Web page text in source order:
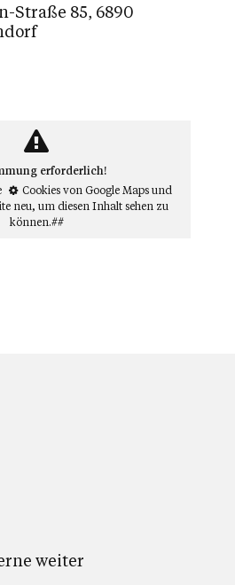
Straße 85, 6890
erforderlich!
Cookies von Google Mapsund
neu, um diesen Inhalt sehen zu
können.##
weiter